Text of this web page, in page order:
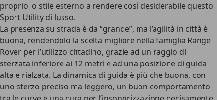
proprio lo stile esterno a rendere così desiderabile questo
Sport Utility di lusso.
La presenza su strada è da “grande”, ma l’agilità in città è
buona, rendendolo la scelta migliore nella famiglia Range
Rover per l’utilizzo cittadino, grazie ad un raggio di
sterzata inferiore ai 12 metri e ad una posizione di guida
alta e rialzata. La dinamica di guida è più che buona, con
uno sterzo preciso ma leggero, un buon comportamento